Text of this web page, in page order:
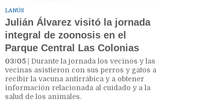
LANÚS
Julián Álvarez visitó la jornada
integral de zoonosis en el
Parque Central Las Colonias
03/05 | Durante la jornada los vecinos y las
vecinas asistieron con sus perros y gatos a
recibir la vacuna antirrábica y a obtener
información relacionada al cuidado y a la
salud de los animales.